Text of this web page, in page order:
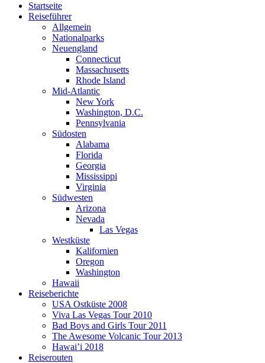
Startseite
Reiseführer
Allgemein
Nationalparks
Neuengland
Connecticut
Massachusetts
Rhode Island
Mid-Atlantic
New York
Washington, D.C.
Pennsylvania
Südosten
Alabama
Florida
Georgia
Mississippi
Virginia
Südwesten
Arizona
Nevada
Las Vegas
Westküste
Kalifornien
Oregon
Washington
Hawaii
Reiseberichte
USA Ostküste 2008
Viva Las Vegas Tour 2010
Bad Boys and Girls Tour 2011
The Awesome Volcanic Tour 2013
Hawai’i 2018
Reiserouten